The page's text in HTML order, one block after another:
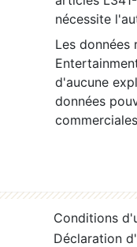
nécessite
Les données
d'aucune
données
Conditions
Déclaration